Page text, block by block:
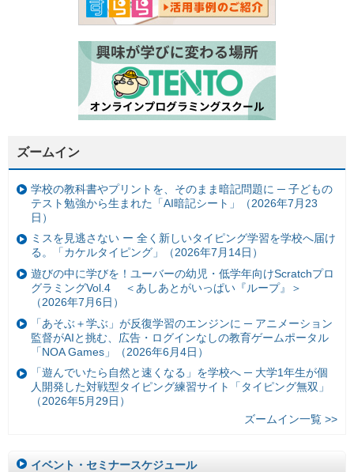
ズームイン
学校の教科書やプリントを、そのまま暗記問題に ─ 子どもの
テスト勉強から生まれた「AI暗記シート」（2026年7月23
日）
ミスを見逃さない ー 全く新しいタイピング学習を学校へ届け
る。「カケルタイピング」（2026年7月14日）
遊びの中に学びを！ユーバーの幼児・低学年向けScratchプロ
グラミングVol.4 ＜あしあとがいっぱい『ループ』＞
（2026年7月6日）
「あそぶ＋学ぶ」が反復学習のエンジンに ─ アニメーション
監督がAIと挑む、広告・ログインなしの教育ゲームポータル
「NOA Games」（2026年6月4日）
「遊んでいたら自然と速くなる」を学校へ ─ 大学1年生が個
人開発した対戦型タイピング練習サイト「タイピング無双」
（2026年5月29日）
ズームイン一覧 >>
イベント・セミナースケジュール